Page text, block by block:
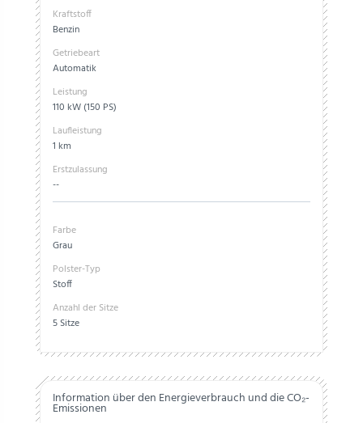
Kraftstoff
Benzin
Getriebeart
Automatik
Leistung
110 kW (150 PS)
Laufleistung
1 km
Erstzulassung
--
Farbe
Grau
Polster-Typ
Stoff
Anzahl der Sitze
5 Sitze
Information über den Energieverbrauch und die CO₂-
Emissionen